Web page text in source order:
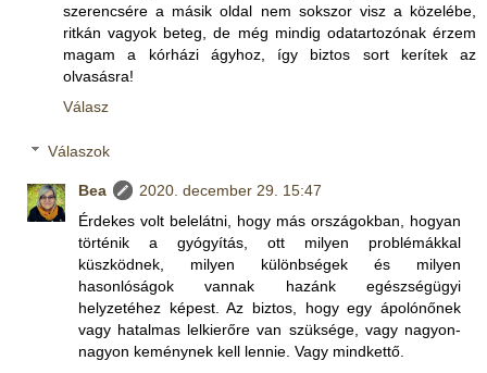
szerencsére a másik oldal nem sokszor visz a közelébe,
ritkán vagyok beteg, de még mindig odatartozónak érzem
magam a kórházi ágyhoz, így biztos sort kerítek az
olvasásra!
Válasz
Válaszok
Bea
2020. december 29. 15:47
Érdekes volt belelátni, hogy más országokban, hogyan
történik a gyógyítás, ott milyen problémákkal
küszködnek, milyen különbségek és milyen
hasonlóságok vannak hazánk egészségügyi
helyzetéhez képest. Az biztos, hogy egy ápolónőnek
vagy hatalmas lelkierőre van szüksége, vagy nagyon-
nagyon keménynek kell lennie. Vagy mindkettő.